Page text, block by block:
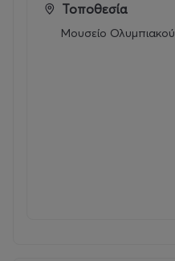
Τοποθεσία
Μουσείο Ολυμπιακού